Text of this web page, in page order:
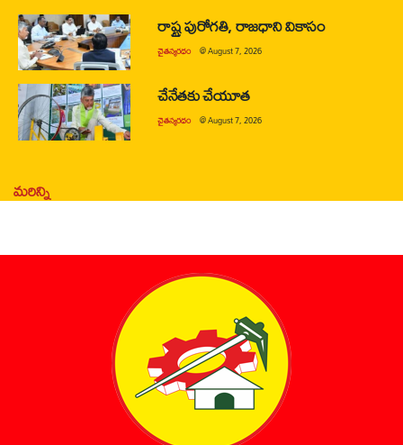
రాష్ట్ర పురోగతి, రాజధాని వికాసం
చైతన్యరధం @August 7, 2026
చేనేతకు చేయూత
చైతన్యరధం @August 7, 2026
మరిన్ని